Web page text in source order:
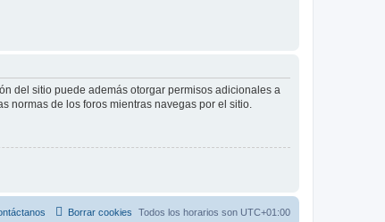
del sitio puede además otorgar permisos adicionales a
normas de los foros mientras navegas por el sitio.
Todos los horarios son UTC+01:00
Borrar cookies